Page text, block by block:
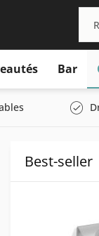
Bar
Best-seller